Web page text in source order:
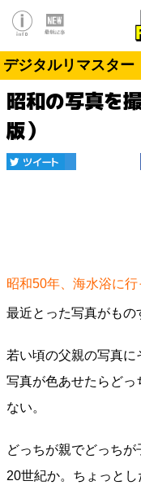
デジタルリマスター
昭和の写真を
版）
昭和50年、海水浴に
最近とった写真がもの
若い頃の父親の写真
写真が色あせたらど
ない。
どっちが親でどっち
20世紀か。ちょっと